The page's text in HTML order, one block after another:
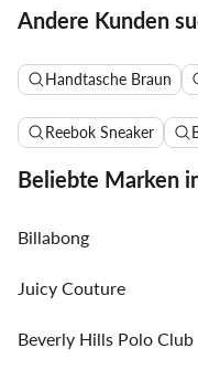
Andere Kunden
Handtasche Braun
Reebok Sneaker
Beliebte Marken
Billabong
Juicy Couture
Beverly Hills Polo Club